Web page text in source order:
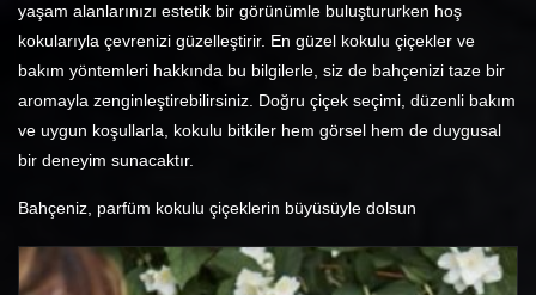
yaşam alanlarınızı estetik bir görünümle buluştururken hoş
kokularıyla çevrenizi güzelleştirir. En güzel kokulu çiçekler ve
bakım yöntemleri hakkında bu bilgilerle, siz de bahçenizi taze bir
aromayla zenginleştirebilirsiniz. Doğru çiçek seçimi, düzenli bakım
ve uygun koşullarla, kokulu bitkiler hem görsel hem de duygusal
bir deneyim sunacaktır.
Bahçeniz, parfüm kokulu çiçeklerin büyüsüyle dolsun